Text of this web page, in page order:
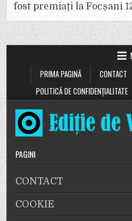
fost premiați la Focșani
PRIMA PAGINĂ
CONTACT
POLITICĂ DE CONFIDENȚIALITATE
PAGINI
CONTACT
COOKIE